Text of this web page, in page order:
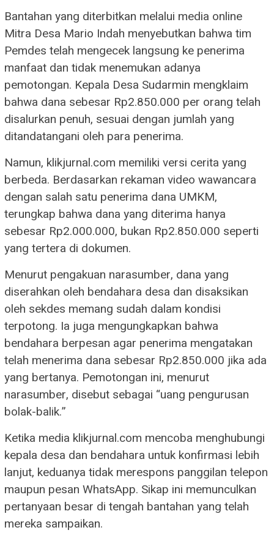
Bantahan yang diterbitkan melalui media online
Mitra Desa Mario Indah menyebutkan bahwa tim
Pemdes telah mengecek langsung ke penerima
manfaat dan tidak menemukan adanya
pemotongan. Kepala Desa Sudarmin mengklaim
bahwa dana sebesar Rp2.850.000 per orang telah
disalurkan penuh, sesuai dengan jumlah yang
ditandatangani oleh para penerima.
Namun, klikjurnal.com memiliki versi cerita yang
berbeda. Berdasarkan rekaman video wawancara
dengan salah satu penerima dana UMKM,
terungkap bahwa dana yang diterima hanya
sebesar Rp2.000.000, bukan Rp2.850.000 seperti
yang tertera di dokumen.
Menurut pengakuan narasumber, dana yang
diserahkan oleh bendahara desa dan disaksikan
oleh sekdes memang sudah dalam kondisi
terpotong. Ia juga mengungkapkan bahwa
bendahara berpesan agar penerima mengatakan
telah menerima dana sebesar Rp2.850.000 jika ada
yang bertanya. Pemotongan ini, menurut
narasumber, disebut sebagai “uang pengurusan
bolak-balik.”
Ketika media klikjurnal.com mencoba menghubungi
kepala desa dan bendahara untuk konfirmasi lebih
lanjut, keduanya tidak merespons panggilan telepon
maupun pesan WhatsApp. Sikap ini memunculkan
pertanyaan besar di tengah bantahan yang telah
mereka sampaikan.